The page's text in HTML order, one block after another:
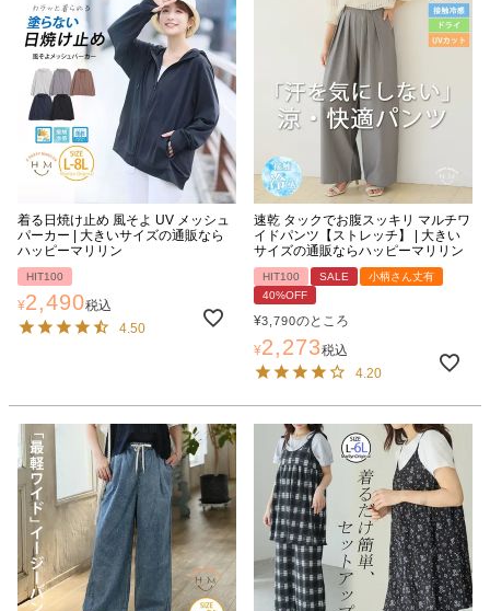
着る日焼け止め 風そよ UV メッシュ
パーカー | 大きいサイズの通販なら
ハッピーマリリン
HIT100
¥2,490税込
4.50
速乾 タックでお腹スッキリ マルチワ
イドパンツ【ストレッチ】 | 大きい
サイズの通販ならハッピーマリリン
HIT100 SALE
小柄さん丈有
40%OFF
¥3,790のところ
¥2,273税込
4.20